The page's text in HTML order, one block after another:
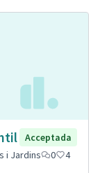
Acceptada
i Jardins 0 4